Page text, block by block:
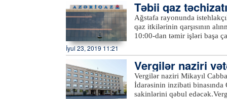
Göygöl və Daşkəsən
müavini Etibar Məmmədov
sakinlərini qəbul
Naftalan sukanal
təchizatı və kanalizasiya
“office@azersu.az” elektron
Təbii qaz
Ağstafa rayonunda
qaz itkilərinin qarşısının
10:00-dan təmir işləri başa
məqsədilə bir qrup
ki, bu barədə “Azəriqaz”
İyul 23, 2019 11:21
Vergilər naziri
Vergilər naziri Mikayıl
İdarəsinin inzibati binasında
sakinlərini qəbul